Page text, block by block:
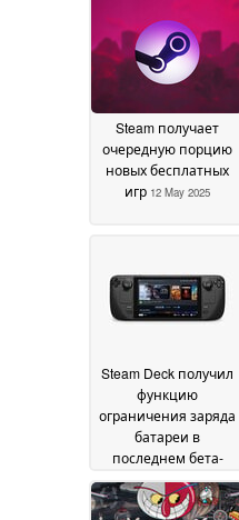
Steam получает
очередную порцию
новых бесплатных
игр 12 May 2025
Steam Deck получил
функцию
ограничения заряда
батареи в
последнем бета-
обновлении клиента
10 May 2025